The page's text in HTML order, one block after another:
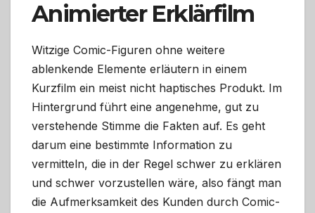
Animierter Erklärfilm
Witzige Comic-Figuren ohne weitere
ablenkende Elemente erläutern in einem
Kurzfilm ein meist nicht haptisches Produkt. Im
Hintergrund führt eine angenehme, gut zu
verstehende Stimme die Fakten auf. Es geht
darum eine bestimmte Information zu
vermitteln, die in der Regel schwer zu erklären
und schwer vorzustellen wäre, also fängt man
die Aufmerksamkeit des Kunden durch Comic-